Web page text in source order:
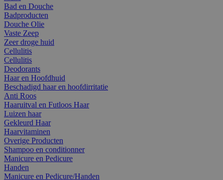
Bad en Douche
Badproducten
Douche Olie
Vaste Zeep
Zeer droge huid
Cellulitis
Cellulitis
Deodorants
Haar en Hoofdhuid
Beschadigd haar en hoofdirritatie
Anti Roos
Haaruitval en Futloos Haar
Luizen haar
Gekleurd Haar
Haarvitaminen
Overige Producten
Shampoo en conditionner
Manicure en Pedicure
Handen
Manicure en Pedicure/Handen